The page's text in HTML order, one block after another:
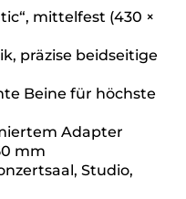
mittelfest (430 ×
präzise beidseitige
Beine für höchste
Adapter
mm
Studio,